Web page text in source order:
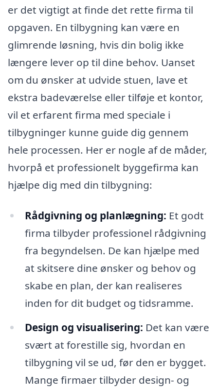
er det vigtigt at finde det rette firma til
opgaven. En tilbygning kan være en
glimrende løsning, hvis din bolig ikke
længere lever op til dine behov. Uanset
om du ønsker at udvide stuen, lave et
ekstra badeværelse eller tilføje et kontor,
vil et erfarent firma med speciale i
tilbygninger kunne guide dig gennem
hele processen. Her er nogle af de måder,
hvorpå et professionelt byggefirma kan
hjælpe dig med din tilbygning:
Rådgivning og planlægning: Et godt
firma tilbyder professionel rådgivning
fra begyndelsen. De kan hjælpe med
at skitsere dine ønsker og behov og
skabe en plan, der kan realiseres
inden for dit budget og tidsramme.
Design og visualisering: Det kan være
svært at forestille sig, hvordan en
tilbygning vil se ud, før den er bygget.
Mange firmaer tilbyder design- og